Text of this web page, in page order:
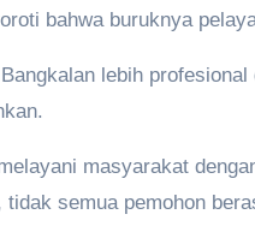
bahwa buruknya
lebih
masyarakat
semua pemohon